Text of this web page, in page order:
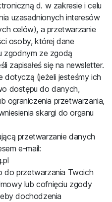
d. w zakresie i celu
uzasadnionych interesów
celów), a przetwarzanie
osoby, której dane
zgodnym ze zgodą
zapisałeś się na newsletter.
dotyczą (jeżeli jesteśmy ich
dostępu do danych,
ograniczenia przetwarzania,
skargi do organu
przetwarzanie danych
e-mail:
do przetwarzania Twoich
lub cofnięciu zgody
dochodzenia